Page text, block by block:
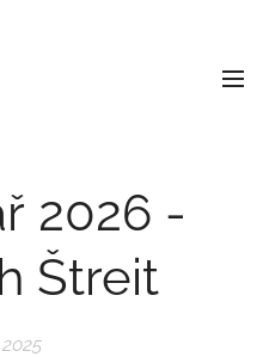
2026 -
Štreit